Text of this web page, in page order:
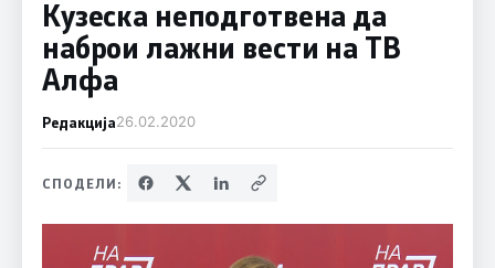
Кузеска неподготвена да
наброи лажни вести на ТВ
Алфа
Редакција26.02.2020
СПОДЕЛИ: